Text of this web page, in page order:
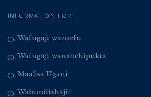
INFORMATION FOR
Wafugaji wazoefu
Wafugaji wanaochipukia
Maafisa Ugani
Wahimilishaji/